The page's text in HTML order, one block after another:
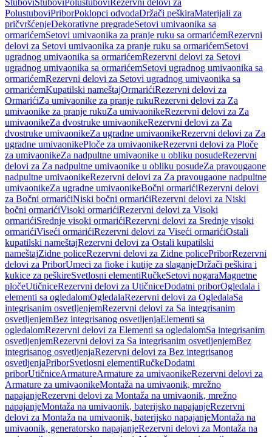
StuboviStubovi Polustubovi Rezervni delovi za
PolustuboviPriborPoklopci odvodaDržači peškiraMaterijali za
pričvršćenjeDekorativne pregradeSetovi umivaonika sa
ormarićemSetovi umivaonika za pranje ruku sa ormarićemRezervni
delovi za Setovi umivaonika za pranje ruku sa ormarićemSetovi
ugradnog umivaonika sa ormarićemRezervni delovi za Setovi
ugradnog umivaonika sa ormarićemSetovi ugradnog umivaonika sa
ormarićemRezervni delovi za Setovi ugradnog umivaonika sa
ormarićemKupatilski nameštajOrmarićiRezervni delovi za
OrmarićiZa umivaonike za pranje rukuRezervni delovi za Za
umivaonike za pranje rukuZa umivaonikeRezervni delovi za Za
umivaonikeZa dvostruke umivaonikeRezervni delovi za Za
dvostruke umivaonikeZa ugradne umivaonikeRezervni delovi za Za
ugradne umivaonikePloče za umivaonikeRezervni delovi za Ploče
za umivaonikeZa nadpultne umivaonike u obliku posudeRezervni
delovi za Za nadpultne umivaonike u obliku posudeZa pravougaone
nadpultne umivaonikeRezervni delovi za Za pravougaone nadpultne
umivaonikeZa ugradne umivaonikeBočni ormarićiRezervni delovi
za Bočni ormarićiNiski bočni ormarićiRezervni delovi za Niski
bočni ormarićiVisoki ormarićiRezervni delovi za Visoki
ormarićiSrednje visoki ormarićiRezervni delovi za Srednje visoki
ormarićiViseći ormarićiRezervni delovi za Viseći ormarićiOstali
kupatilski nameštajRezervni delovi za Ostali kupatilski
nameštajZidne policeRezervni delovi za Zidne policePriborRezervni
delovi za PriborUmeci za fioke i kutije za slaganjeDržači peškira i
kukice za peškireSvetlosni elementiRučkeSetovi nogaraMagnetne
pločeUtičniceRezervni delovi za UtičniceDodatni priborOgledala i
elementi sa ogledalomOgledalaRezervni delovi za OgledalaSa
integrisanim osvetljenjemRezervni delovi za Sa integrisanim
osvetljenjemBez integrisanog osvetljenjaElementi sa
ogledalomRezervni delovi za Elementi sa ogledalomSa integrisanim
osvetljenjemRezervni delovi za Sa integrisanim osvetljenjemBez
integrisanog osvetljenjaRezervni delovi za Bez integrisanog
osvetljenjaPriborSvetlosni elementiRučkeDodatni
priborUtičniceArmatureArmature za umivaonikeRezervni delovi za
Armature za umivaonikeMontaža na umivaonik, mrežno
napajanjeRezervni delovi za Montaža na umivaonik, mrežno
napajanjeMontaža na umivaonik, baterijsko napajanjeRezervni
delovi za Montaža na umivaonik, baterijsko napajanjeMontaža na
umivaonik, generatorsko napajanjeRezervni delovi za Montaža na